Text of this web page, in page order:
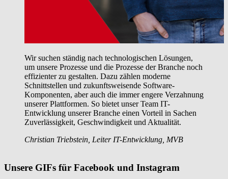
Klein- und Selbstverlage arbeiten oft mit viel Herzblut
an neuen Themen und identifizieren sich stark mit ihren
Büchern. Ihr Mut zu Neuem und ihre Begeisterung sind
ansteckend. Mit unserer Gemeinschaftsausstellung
Livro auf den Buchmessen in Leipzig und Frankfurt
unterstütze ich sie dabei, ihre inhaltliche Leidenschaft
gemäß den Spielregeln der Buchbranche professionell
zu vermarkten.
Katharina Horst, Account Managerin Livro, MVB
Unsere GIFs für Facebook und Instagram